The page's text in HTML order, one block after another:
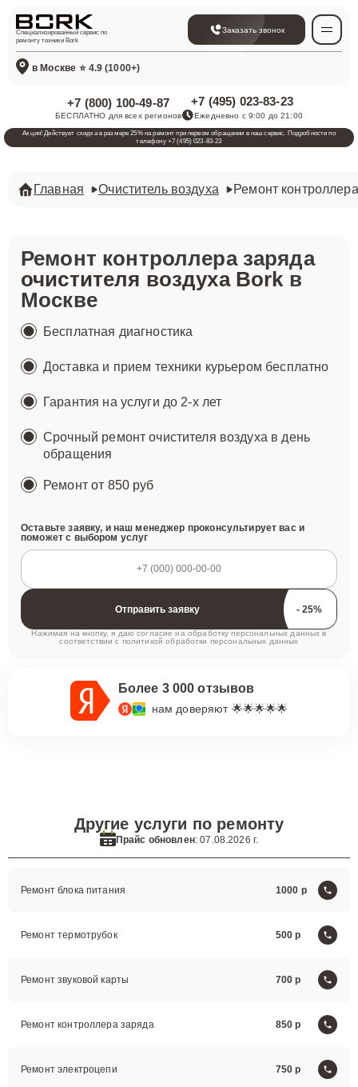
Специализированный сервис по
ремонту техники Bork
Заказать звонок
в Москве ⭐ 4.9 (1000+)
+7 (800) 100-49-87
БЕСПЛАТНО для всех регионов
+7 (495) 023-83-23
Ежедневно с 9:00 до 21:00
Акция! Действует скидка в размере 25% на ремонт при первом обращении в наш сервис. Подробности по
телефону +7 (495) 023-83-23
Главная Очиститель воздуха Ремонт
Ремонт контроллера заряда
очистителя воздуха Borkв
Москве
Бесплатная диагностика
Доставка и прием техники курьером бесплатно
Гарантия на услуги до 2-х лет
Срочный ремонт очистителя воздуха в день
обращения
Ремонтот 850 руб
Оставьте заявку, и наш менеджер проконсультирует вас и
поможет с выбором услуг
Отправить заявку
Нажимая на кнопку, я даю согласие на обработку персональных данных в
соответствии с политикой обработки персональных данных
Более 3 000 отзывов
нам доверяют 🌟🌟🌟🌟🌟
Другие услуги по ремонту
Прайс обновлен: 07.08.2026 г.
Ремонт блока питания 1000
Ремонт термотрубок 500
Ремонт звуковой карты 700
Ремонт контроллера заряда 850
Ремонт электроцепи 750